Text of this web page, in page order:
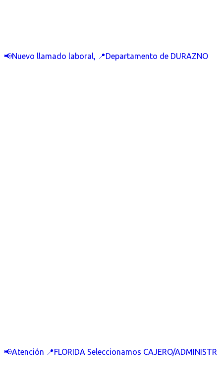
📢Nuevo llamado laboral, 📍Departamento de DURAZNO
📢Atención 📍FLORIDA Seleccionamos CAJERO/ADMINISTR